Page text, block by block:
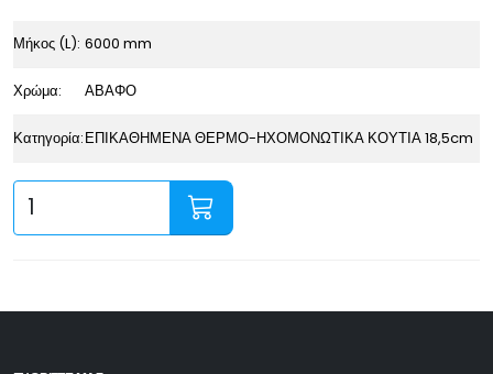
Μήκος (L): 6000 mm
Χρώμα: ΑΒΑΦΟ
Κατηγορία:ΕΠΙΚΑΘΗΜΕΝΑ ΘΕΡΜΟ-ΗΧΟΜΟΝΩΤΙΚΑ ΚΟΥΤΙΑ 18,5cm